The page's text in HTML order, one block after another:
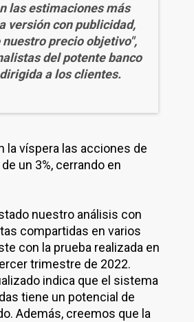
las estimaciones más
versión con publicidad,
precio objetivo",
del potente banco
a los clientes.
la víspera las acciones de
un 3%, cerrando en
nuestro análisis con
compartidas en varios
con la prueba realizada en
trimestre de 2022.
indica que el sistema
tiene un potencial de
Además, creemos que la